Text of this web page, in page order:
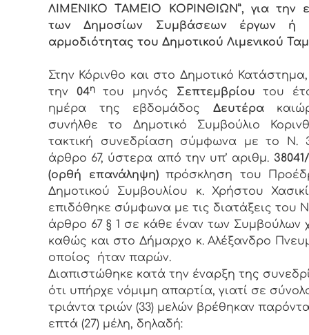
ΛΙΜΕΝΙΚΟ ΤΑΜΕΙΟ ΚΟΡΙΝΘΙΩΝ”, για την
των Δημοσίων Συμβάσεων έργων ή
αρμοδιότητας του Δημοτικού Λιμενικού
Στην Κόρινθο και στο Δημοτικό
την 04η του μηνός Σεπτεμβρίου του
ημέρα της εβδομάδος Δευτέρα
συνήλθε το Δημοτικό Συμβούλιο
τακτική συνεδρίαση σύμφωνα με το Ν.
άρθρο 67, ύστερα από την υπ’ αριθμ.
(ορθή επανάληψη)πρόσκληση του
Δημοτικού Συμβουλίου κ. Χρήστου
επιδόθηκε σύμφωνα με τις διατάξεις του
άρθρο 67 § 1 σε κάθε έναν των Συμβούλων
καθώς και στο Δήμαρχο κ. Αλέξανδρο
οποίος ήταν παρών.
Διαπιστώθηκε κατά την έναρξη της
ότι υπήρχε νόμιμη απαρτία, γιατί σε
τριάντα τριών (33) μελών βρέθηκαν παρόντα
επτά (27) μέλη, δηλαδή: